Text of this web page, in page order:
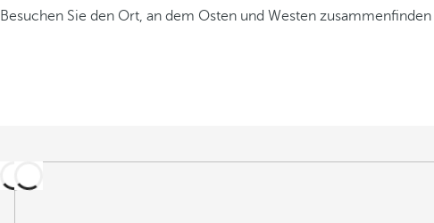
Besuchen Sie den Ort, an dem Osten und Westen